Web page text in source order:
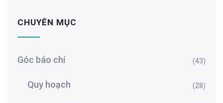
CHUYÊN MỤC
Góc báo chí (43)
Quy hoạch (28)